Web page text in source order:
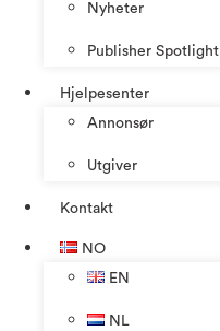
Nyheter
Publisher Spotlight
Hjelpesenter
Annonsør
Utgiver
Kontakt
NO
EN
NL